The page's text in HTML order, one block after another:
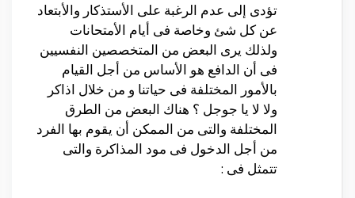
تؤدى إلى عدم الرغبة على الأستذكار والأبتعاد
عن كل شئ وخاصة فى أيام الأمتحانات
ولذلك يرى البعض من المتخصصين النفسيين
فى أن الدافع هو الأساس من أجل القيام
بالأمور المختلفة فى حياتنا و من خلال اذاكر
ولا لا يا جوجل ؟ هناك البعض من الطرق
المختلفة والتى من الممكن أن يقوم بها الفرد
من أجل الدخول فى مود المذاكرة والتى
تتمثل فى :